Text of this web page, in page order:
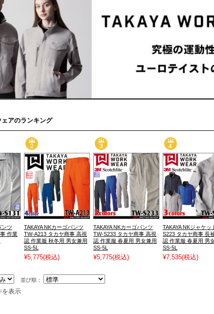
アのランキング
ンツ
作業
TAKAYA NKカーゴパンツ
TW-A213 タカヤ商事 高視
認 作業服 秋冬用 男女兼用
SS-5L
¥5,775(税込)
TAKAYA NKカーゴパンツ
TW-S233 タカヤ商事 高視
認 作業服 春夏用 男女兼用
SS-5L
¥5,775(税込)
TAKAYA NKジャケッ
S223 タカヤ商事 長
認 作業服 春夏用 男
SS-5L
¥7,535(税込)
並び順：
を表示